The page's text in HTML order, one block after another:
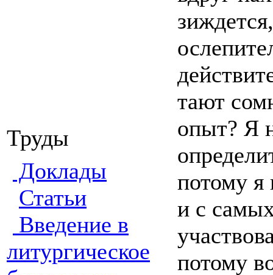
Труды
Доклады
Статьи
Введение в
литургическое
тают
опыт? Я
потому я
и с
потому